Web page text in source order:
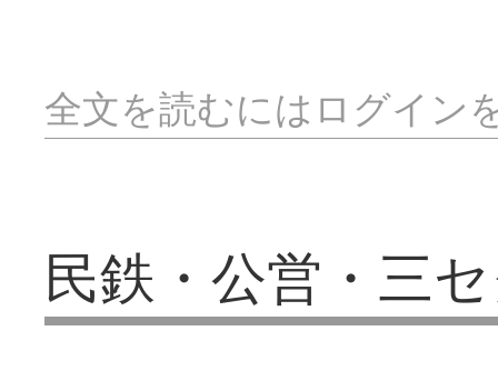
全文を読むにはログイン
民鉄・公営・三